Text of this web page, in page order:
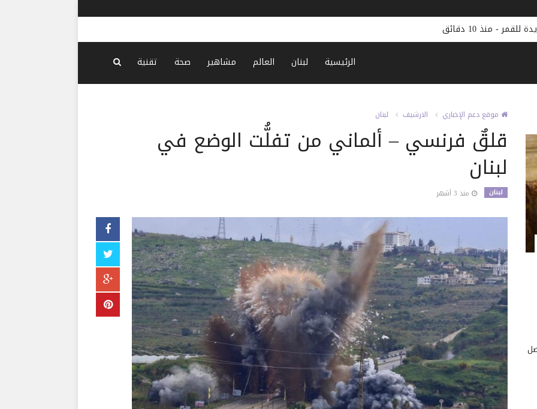
للقمر- منذ 10 دقائق
الرئيسية لبنان العالم مشاهير صحة تقنية
موقع دعم الإخباري الارشيف لبنان
قلقٌ فرنسي – ألماني من تفلُّت الوضع في
لبنان
لبنان منذ 3 أشهر